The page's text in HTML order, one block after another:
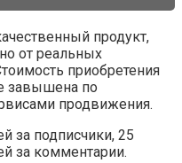
продукт,
от реальных
приобретения
завышена по
продвижения.
за подписчики, 25
за комментарии.